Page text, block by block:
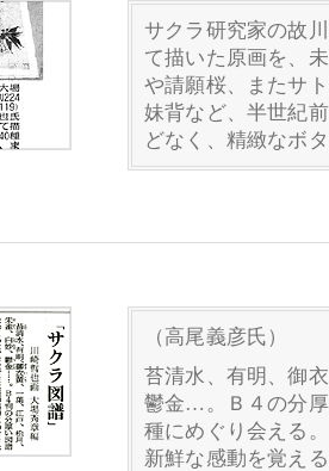
サクラ研究家の故
て描いた原画を、
や請願桜、またサ
妹背など、半世紀
どなく、精緻なボ
（高尾義彦氏）
苔清水、有明、御
鬱金…。Ｂ４の分
種にめぐり会える
新鮮な感動を覚え